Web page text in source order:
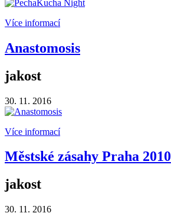
Více informací
Anastomosis
jakost
30. 11. 2016
Více informací
Městské zásahy Praha 2010
jakost
30. 11. 2016